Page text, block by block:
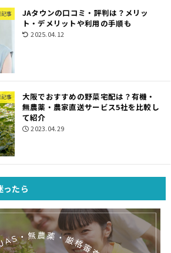
事
JAタウンの口コミ・評判は？メリッ
ト・デメリットや利用の手順も
2025.04.12
事
大阪でおすすめの野菜宅配は？有機・
無農薬・農家直送サービス5社を比較し
て紹介
2023.04.29
ったら